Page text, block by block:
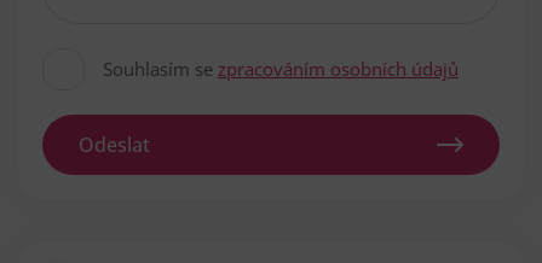
Souhlasím se zpracováním osobních údajů
Odeslat